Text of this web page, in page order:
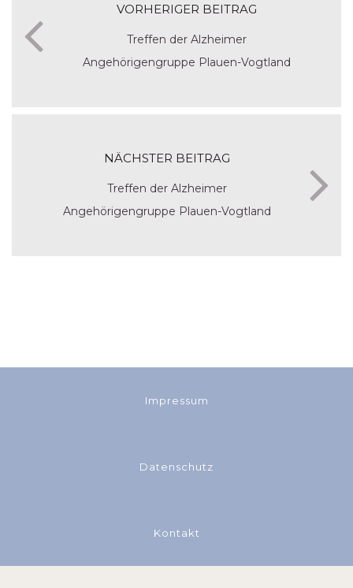
VORHERIGER BEITRAG
Treffen der Alzheimer
Angehörigengruppe Plauen-Vogtland
NÄCHSTER BEITRAG
Treffen der Alzheimer
Angehörigengruppe Plauen-Vogtland
Impressum
Datenschutz
Kontakt